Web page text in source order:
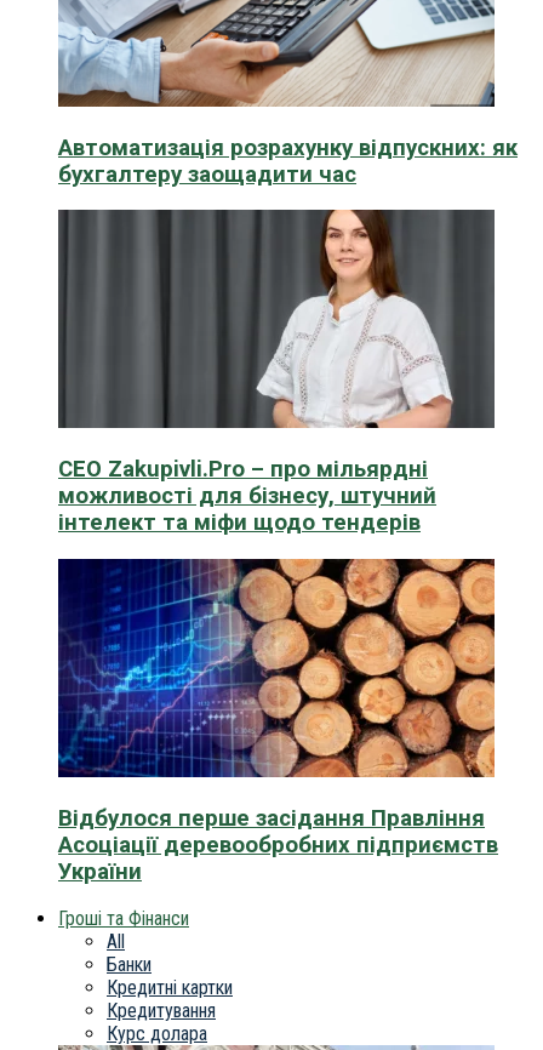
Автоматизація розрахунку відпускних: як
бухгалтеру заощадити час
CEO Zakupivli.Pro – про мільярдні
можливості для бізнесу, штучний
інтелект та міфи щодо тендерів
Відбулося перше засідання Правління
Асоціації деревообробних підприємств
України
Гроші та Фінанси
All
Банки
Кредитні картки
Кредитування
Курс долара